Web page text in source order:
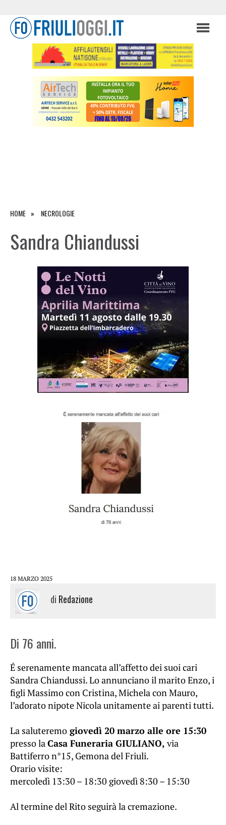
HOME NECROLOGIE
Sandra Chiandussi
18 MARZO 2025
di Redazione
Di 76 anni.
É serenamente mancata all’affetto dei suoi cari
Sandra Chiandussi. Lo annunciano il marito Enzo, i
figli Massimo con Cristina, Michela con Mauro,
l’adorato nipote Nicola unitamente ai parenti tutti.
La saluteremo giovedì 20 marzo alle ore 15:30
presso laCasa Funeraria GIULIANO,via
Battiferro n°15, Gemona del Friuli.
Orario visite:
mercoledì 13:30 – 18:30 giovedì 8:30 – 15:30
Al termine del Rito seguirà la cremazione.